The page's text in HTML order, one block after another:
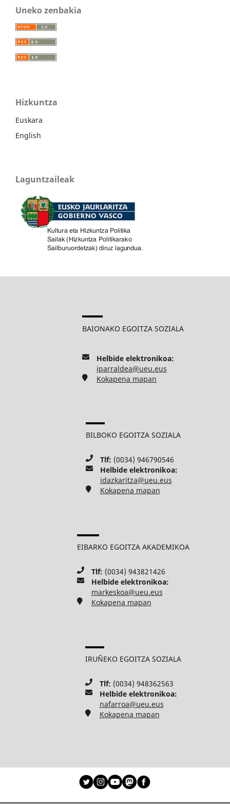
Uneko zenbakia
Hizkuntza
Euskara
English
Laguntzaileak
BAIONAKO EGOITZA SOZIALA
Helbide elektronikoa:
iparraldea@ueu.eus
Kokapena mapan
BILBOKO EGOITZA SOZIALA
Tlf: (0034) 946790546
Helbide elektronikoa:
idazkaritza@ueu.eus
Kokapena mapan
EIBARKO EGOITZA AKADEMIKOA
Tlf: (0034) 943821426
Helbide elektronikoa:
markeskoa@ueu.eus
Kokapena mapan
IRUÑEKO EGOITZA SOZIALA
Tlf: (0034) 948362563
Helbide elektronikoa:
nafarroa@ueu.eus
Kokapena mapan